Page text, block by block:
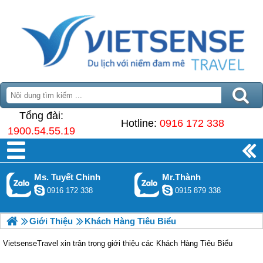
Tổng đài:
1900.54.55.19
Hotline: 0916 172 338
Ms. Tuyết Chinh
0916 172 338
Mr.Thành
0915 879 338
Giới Thiệu Khách Hàng Tiêu Biểu
VietsenseTravel xin trân trọng giới thiệu các Khách Hàng Tiêu Biểu